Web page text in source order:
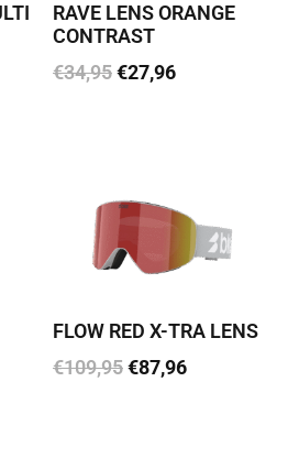
RAVE LENS ORANGE
CONTRAST
€34,95€27,96
FLOW RED X-TRA LENS
€109,95€87,96